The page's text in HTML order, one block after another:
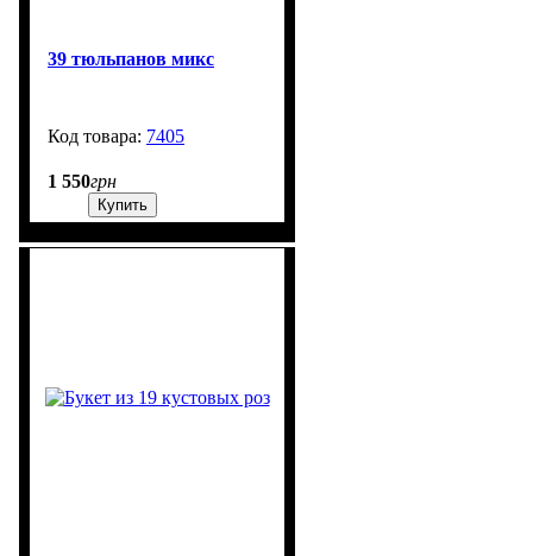
39 тюльпанов микс
7405
1 550грн
Купить